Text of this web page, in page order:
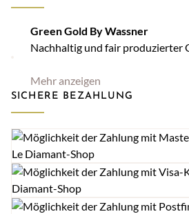
Green Gold By Wassner
Nachhaltig und fair produzierter
Mehr anzeigen
SICHERE BEZAHLUNG